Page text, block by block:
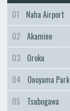
01
Naha Airport
02 Akamine
03
Oroku
04
Onoyama Park
05
Tsubogawa